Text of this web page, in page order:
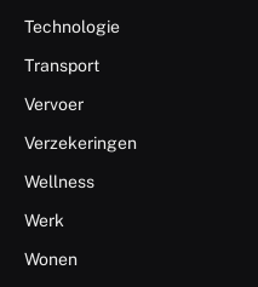
Technologie
Transport
Vervoer
Verzekeringen
Wellness
Werk
Wonen